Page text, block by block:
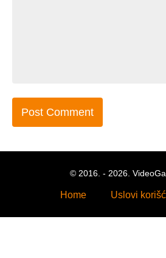
© 2016. - 2026.
Home Uslovi